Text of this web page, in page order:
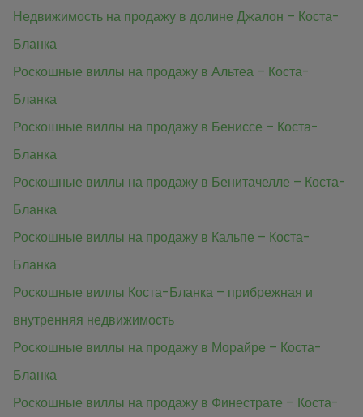
Недвижимость на продажу в долине Джалон – Коста-
Бланка
Роскошные виллы на продажу в Альтеа – Коста-
Бланка
Роскошные виллы на продажу в Бениссе – Коста-
Бланка
Роскошные виллы на продажу в Бенитачелле – Коста-
Бланка
Роскошные виллы на продажу в Кальпе – Коста-
Бланка
Роскошные виллы Коста-Бланка – прибрежная и
внутренняя недвижимость
Роскошные виллы на продажу в Морайре – Коста-
Бланка
Роскошные виллы на продажу в Финестрате – Коста-